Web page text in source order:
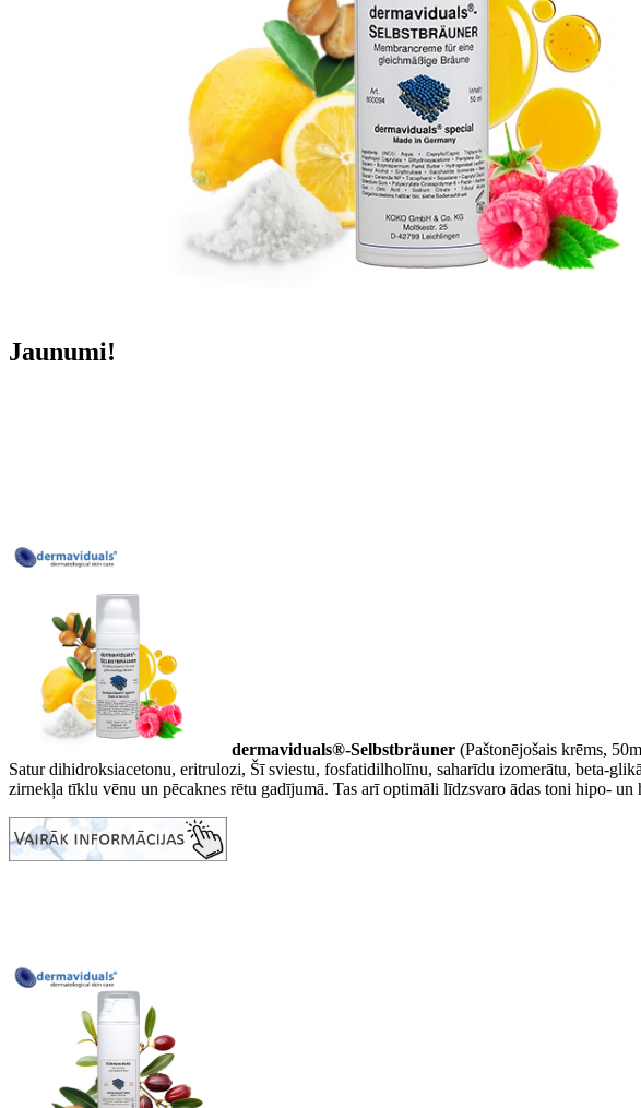
Jaunumi!
dermaviduals®-Selbstbräuner (Paštonējošais krēms,
Satur dihidroksiacetonu, eritrulozi, Šī sviestu, fosfatidilholīnu, saharīdu izomerātu, beta-
zirnekļa tīklu vēnu un pēcaknes rētu gadījumā. Tas arī optimāli līdzsvaro ādas toni hipo-